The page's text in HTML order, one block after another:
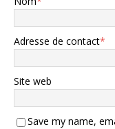
Adresse de contact*
Site web
Save my name,